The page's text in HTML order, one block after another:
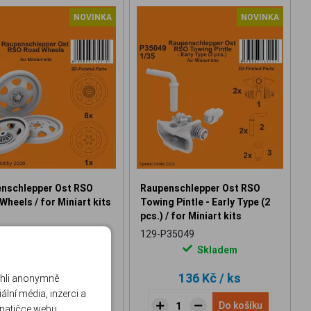
NOVINKA
Ost RSO
/ for Miniart kits
284 Kč/ ks
Do košíku
NOVINKA
Raupenschlepper Ost RSO
Towing Pintle - Early Type (2
pcs.) / for Miniart kits
129-P35049
Skladem
136 Kč/ ks
Do košíku
anonymně
média, inzerci a